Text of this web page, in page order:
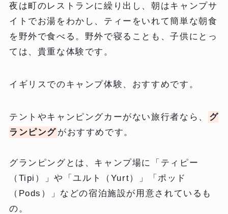
夜は町のレストランに繰り出し、朝はキャンプサ
イトでお湯をわかし、ティーをいれて簡単な朝食
を野外で食べる。野外で寝ることも、子供にとっ
ては、貴重な体験です。
イギリスでのキャンプ体験、おすすめです。
テントやキャンピングカーがない旅行者なら、
グ
ランピング がおすすめです。
グランピングとは、キャンプ場に「ティピー
（Tipi）」や「ユルト（Yurt）」「ポッド
（Pods）」などの宿泊施設が用意されているも
の。